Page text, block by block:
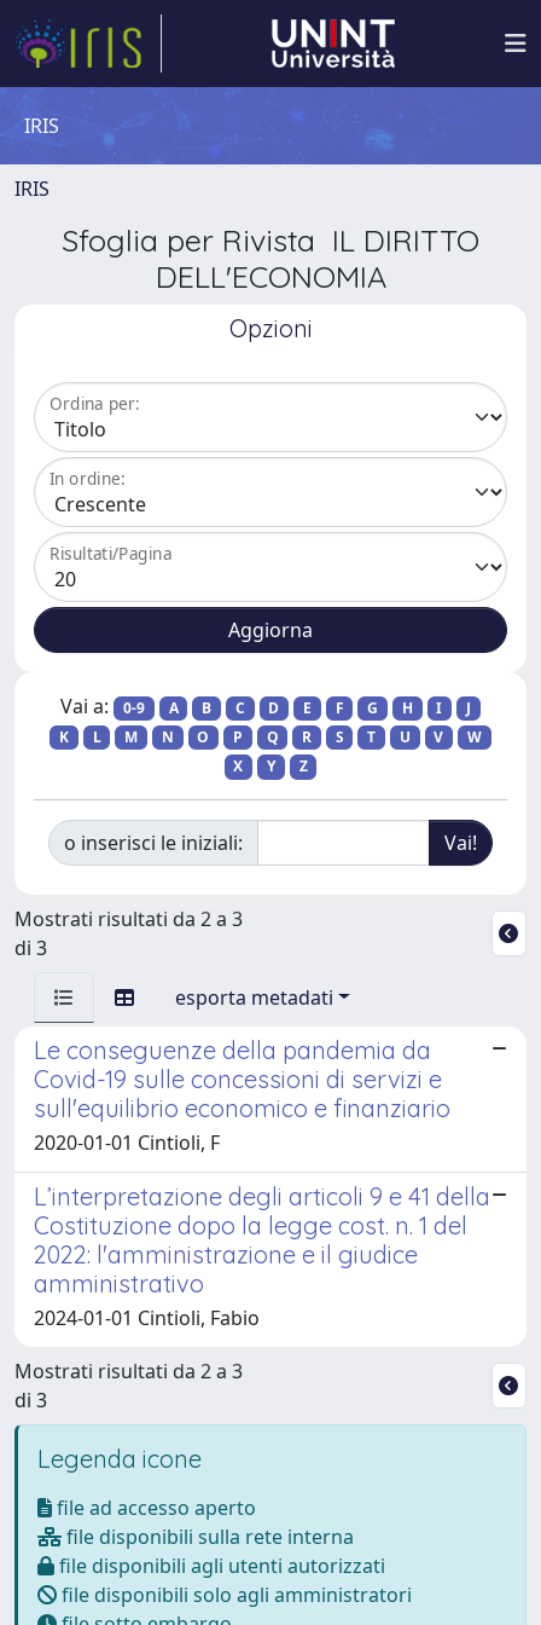
IRIS
IRIS
Sfoglia per Rivista IL DIRITTO
DELL'ECONOMIA
Opzioni
Ordina per:
In ordine:
Risultati/Pagina
Vai a: 0-9 A B C D E F G H I
J
K
L M N O P Q R S T U V
W
X
Y Z
o inserisci le iniziali:
Mostrati risultati da 2 a 3
di 3
esporta metadati
Le conseguenze della pandemia da
Covid-19 sulle concessioni di servizi e
sull'equilibrio economico e finanziario
2020-01-01 Cintioli, F
L’interpretazione degli articoli 9 e 41 della
Costituzione dopo la legge cost. n. 1 del
2022: l'amministrazione e il giudice
amministrativo
2024-01-01 Cintioli, Fabio
Mostrati risultati da 2 a 3
di 3
Legenda icone
file ad accesso aperto
file disponibili sulla rete interna
file disponibili agli utenti autorizzati
file disponibili solo agli amministratori